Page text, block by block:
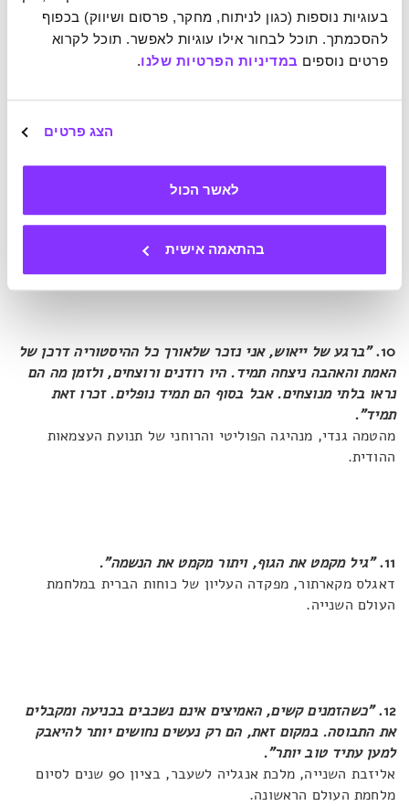
פרטים נוספים במדיניות הפרטיות שלנו.
הצג פרטים
לאשר הכול
בהתאמה אישית
ומשברים צריך להיות אחד מניסיונות הלמידה העיקריים של
חיינו".
תומס ג'פרסון, מהאבות המייסדים וממנסחי הכרזת העצמאות של
"יש לפחד רק מן הפחד עצמו – אימה עלומת שם, נטולת
להפוך נסיגה להתקדמות".
פרנקלין ד. רוזוולט, נשיא ארצות הברית בתקופת השפל הגדול.
10. "ברגע של ייאוש, אני נזכר שלאורך כל ההיסטוריה דרכן של
האמת והאהבה ניצחה תמיד. היו רודנים ורוצחים, ולזמן מה הם
נראו בלתי מנוצחים. אבל בסוף הם תמיד נופלים. זכרו זאת
תמיד".
מהטמה גנדי, מנהיגה הפוליטי והרוחני של תנועת העצמאות
ההודית.
11. "גיל מקמט את הגוף, ויתור מקמט את הנשמה".
דאגלס מקארתור, מפקדה העליון של כוחות הברית במלחמת
העולם השנייה.
12. "כשהזמנים קשים, האמיצים אינם נשכבים בכניעה ומקבלים
את התבוסה. במקום זאת, הם רק נעשים נחושים יותר להיאבק
למען עתיד טוב יותר".
אליזבת השנייה, מלכת אנגליה לשעבר, בציון 90 שנים לסיום
מלחמת העולם הראשונה.